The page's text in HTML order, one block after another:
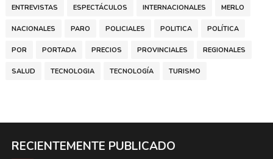
ENTREVISTAS ESPECTÁCULOS INTERNACIONALES MERLO
NACIONALES PARO POLICIALES POLITICA POLÍTICA
POR PORTADA PRECIOS PROVINCIALES REGIONALES
SALUD TECNOLOGIA TECNOLOGÍA TURISMO
RECIENTEMENTE PUBLICADO